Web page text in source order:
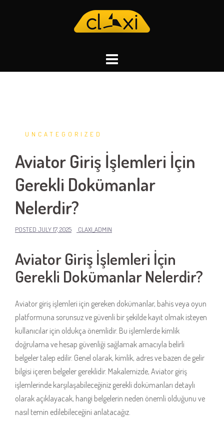
UNCATEGORIZED
Aviator Giriş İşlemleri İçin
Gerekli Dokümanlar
Nelerdir?
POSTED JULY 17, 2025 CLAXI_ADMIN
Aviator Giriş İşlemleri İçin
Gerekli Dokümanlar Nelerdir?
Aviator giriş işlemleri için gereken dokümanlar, bahis veya oyun
platformuna sorunsuz ve güvenli bir şekilde kayıt olmak isteyen
kullanıcılar için oldukça önemlidir. Bu işlemlerde kimlik
doğrulama ve hesap güvenliği sağlamak amacıyla belirli
belgeler talep edilir. Genel olarak, kimlik, adres ve bazen de gelir
bilgisi içeren belgeler gereklidir. Makalemizde, Aviator giriş
işlemlerinde karşılaşabileceğiniz gerekli dokümanları detaylı
olarak açıklayacak, hangi belgelerin neden önemli olduğunu ve
nasıl temin edilebileceğini anlatacağız.